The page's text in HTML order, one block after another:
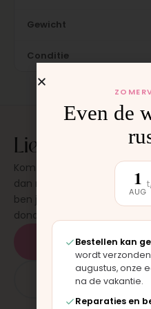
Gewicht
Conditie
Liever laten
Kom langs in onze
dan monteren wij het
ben je binnen 15 tot 20
donderdag en zaterdag, op
Plan een afspraak
App: 06 - 2862 1330
Even de
1
AUG
Bestellen kan
wordt
augustus, onze
na de vakantie.
Reparaties en